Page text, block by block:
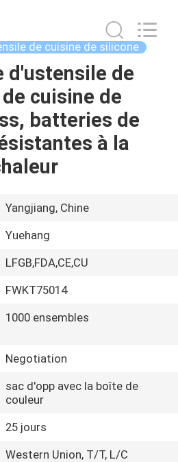
de cuisine de silicone
d'ustensile de
cuisine de
batteries de
à la
Yangjiang, Chine
Yuehang
LFGB,FDA,CE,CU
FWKT75014
1000 ensembles
Negotiation
sac d'opp avec la boîte de
couleur
25 jours
Western Union, T/T, L/C